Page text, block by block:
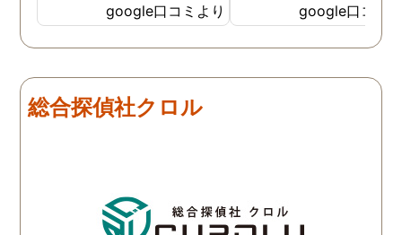
google口コミより google口コミ
総合探偵社クロル